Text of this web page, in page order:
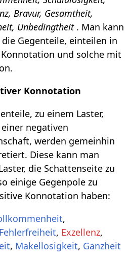
Bravur, Gesamtheit,
Unbedingtheit . Man kann
Gegenteile, einteilen in
und solche mit
Konnotation
zu einem Laster,
negativen
werden gemeinhin
Diese kann man
die Schattenseite zu
einige Gegenpole zu
Konnotation haben:
,
Fehlerfreiheit, Exzellenz,
, Makellosigkeit, Ganzheit